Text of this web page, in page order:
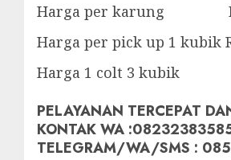
Harga per karung Rp
Harga per pick up 1 kubik
Harga 1 colt 3 kubik
PELAYANAN TERCEPAT
KONTAK WA
TELEGRAM/WA/SMS :